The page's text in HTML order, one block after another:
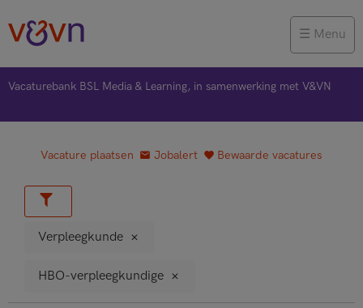
Menu
Vacaturebank BSL Media & Learning, in samenwerking met V&VN
Vacature plaatsen Jobalert Bewaarde vacatures
Verpleegkunde
HBO-verpleegkundige